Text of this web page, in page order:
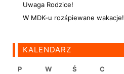
Uwaga Rodzice!
W MDK-u rozśpiewane wakacje!
KALENDARZ
P W Ś C